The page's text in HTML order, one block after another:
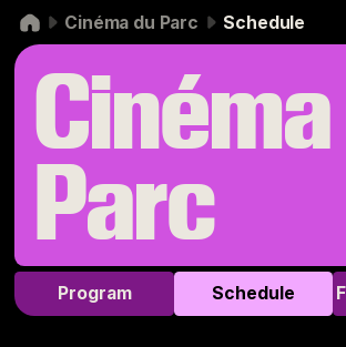
Skip to navigation
Skip to content
Cinéma du Parc Schedule
Parc
Program Schedule